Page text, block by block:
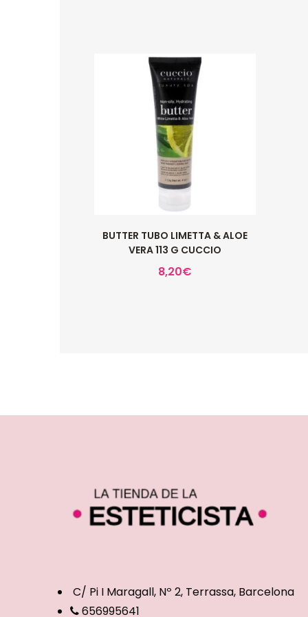
BUTTER TUBO LIMETTA & ALOE
VERA 113 G CUCCIO
8,20€
C/ Pi I Maragall, Nº 2, Terrassa, Barcelona
656995641